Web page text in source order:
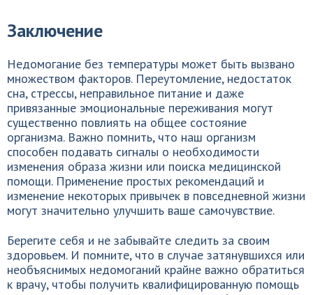
Заключение
Недомогание без температуры может быть вызвано
множеством факторов. Переутомление, недостаток
сна, стрессы, неправильное питание и даже
привязанные эмоциональные переживания могут
существенно повлиять на общее состояние
организма. Важно помнить, что наш организм
способен подавать сигналы о необходимости
изменения образа жизни или поиска медицинской
помощи. Применение простых рекомендаций и
изменение некоторых привычек в повседневной жизни
могут значительно улучшить ваше самочувствие.
Берегите себя и не забывайте следить за своим
здоровьем. И помните, что в случае затянувшихся или
необъяснимых недомоганий крайне важно обратиться
к врачу, чтобы получить квалифицированную помощь